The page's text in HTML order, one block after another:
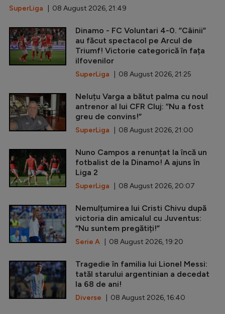
SuperLiga | 08 August 2026, 21:49
Dinamo - FC Voluntari 4-0. ”Câinii”
au făcut spectacol pe Arcul de
Triumf! Victorie categorică în fața
ilfovenilor
SuperLiga | 08 August 2026, 21:25
Neluțu Varga a bătut palma cu noul
antrenor al lui CFR Cluj: ”Nu a fost
greu de convins!”
SuperLiga | 08 August 2026, 21:00
Nuno Campos a renunțat la încă un
fotbalist de la Dinamo! A ajuns în
Liga 2
SuperLiga | 08 August 2026, 20:07
Nemulțumirea lui Cristi Chivu după
victoria din amicalul cu Juventus:
”Nu suntem pregătiți!”
Serie A | 08 August 2026, 19:20
Tragedie în familia lui Lionel Messi:
tatăl starului argentinian a decedat
la 68 de ani!
Diverse | 08 August 2026, 16:40